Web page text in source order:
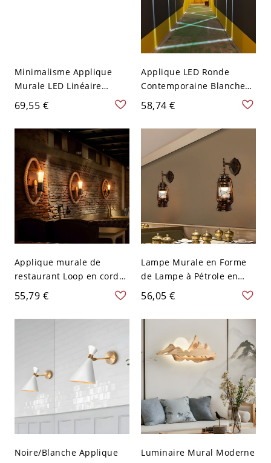
Minimalisme Applique
Murale LED Linéaire
Dorée en Métal Lampe
Murale en Lumière
Blanche/Chaude/Naturell
69,55 €
Applique LED Ronde
Contemporaine Blanche
en Métal Luminaire Mural
pour Couloir
58,74 €
Applique murale de
restaurant Loop en corde
de jute vieillie avec 1
lumière et design
d'ampoule ouverte
55,79 €
Lampe Murale en Forme
de Lampe à Pétrole en
Cuivre Rouge Vieilli
Métallique Applique LED à
1 Tête Style Industriel
56,05 €
Noire/Blanche Applique
Luminaire Mural Moderne